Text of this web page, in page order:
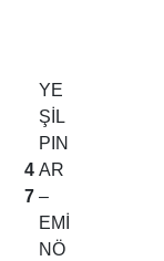
4
7
YE
ŞİL
PIN
AR
–
EMİ
NÖ